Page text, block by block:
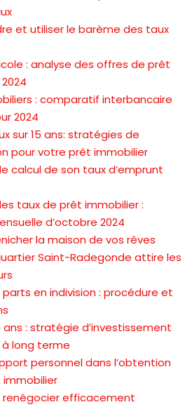
et utiliser le barème des taux
: analyse des offres de prêt
: comparatif interbancaire
2024
sur 15 ans: stratégies de
pour votre prêt immobilier
calcul de son taux d’emprunt
taux de prêt immobilier :
d’octobre 2024
la maison de vos rêves
Saint-Radegonde attire les
en indivision : procédure et
ans : stratégie d’investissement
long terme
personnel dans l’obtention
immobilier
efficacement